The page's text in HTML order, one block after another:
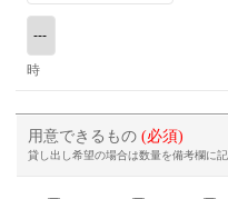
時
用意できるもの(必須)
貸し出し希望の場合は数量を備考欄に